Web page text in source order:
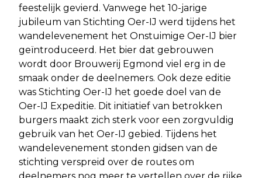
feestelijk gevierd. Vanwege het 10-jarige
jubileum van Stichting Oer-IJ werd tijdens het
wandelevenement het Onstuimige Oer-IJ bier
geïntroduceerd. Het bier dat gebrouwen
wordt door Brouwerij Egmond viel erg in de
smaak onder de deelnemers. Ook deze editie
was Stichting Oer-IJ het goede doel van de
Oer-IJ Expeditie. Dit initiatief van betrokken
burgers maakt zich sterk voor een zorgvuldig
gebruik van het Oer-IJ gebied. Tijdens het
wandelevenement stonden gidsen van de
stichting verspreid over de routes om
deelnemers nog meer te vertellen over de rijke